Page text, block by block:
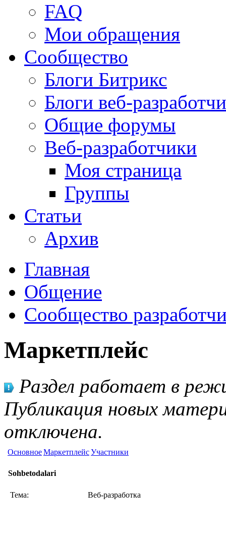
FAQ
Мои обращения
Сообщество
Блоги Битрикс
Блоги веб-
Общие форумы
Веб-разработчики
Моя страница
Группы
Статьи
Архив
Главная
Общение
Сообщество
Маркетплейс
Раздел работает в
Публикация новых
отключена.
ОсновноеМаркетплейсУчастники
Sohbetodalari
Тема: Веб-разработка